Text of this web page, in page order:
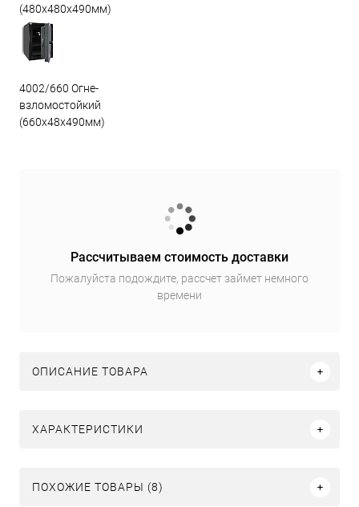
(480х480х490мм)
4002/660 Огне-
взломостойкий
(660х48х490мм)
Рассчитываем стоимость доставки
Пожалуйста подождите, рассчет займет немного
времени
ОПИСАНИЕ ТОВАРА
ХАРАКТЕРИСТИКИ
ПОХОЖИЕ ТОВАРЫ (8)